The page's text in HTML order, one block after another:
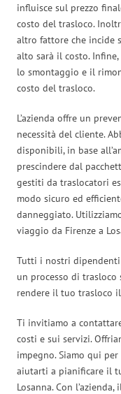
influisce sul prezzo
costo del trasloco.
altro fattore che incide
alto sarà il costo.
lo smontaggio e il
costo del trasloco.
L’azienda offre un
necessità del cliente.
disponibili, in base
prescindere dal
gestiti da traslocatori
modo sicuro ed
danneggiato.
viaggio da Firenze a
Tutti i nostri
un processo di
rendere il tuo trasloco
Ti invitiamo a
costi e sui servizi.
impegno. Siamo qui
aiutarti a pianificare il
Losanna. Con